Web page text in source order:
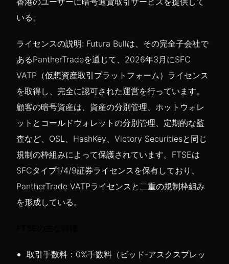
いる。
ライセンスの説明: Futura Bullは、その完全子会社で
あるPantherTradeを通じて、2026年3月にSFC
VATP（仮想資産取引プラットフォーム）ライセンス
を取得し、完全に認可された運営を行っています。
顧客の暗号資産は、資産の分別管理、ホットウォレ
ットとコールドウォレットの分別管理、定期的な監
査など、OSL、HashKey、Victory Securitiesと同じ
規制の枠組みによって保護されています。FTSEは
SFCタイプ1/4/9証券ライセンスを保有しており、
PantherTrade VATPライセンスと二重の規制枠組み
を形成している。
取引手数料：0%手数料（ビッド-アスクスプレッ